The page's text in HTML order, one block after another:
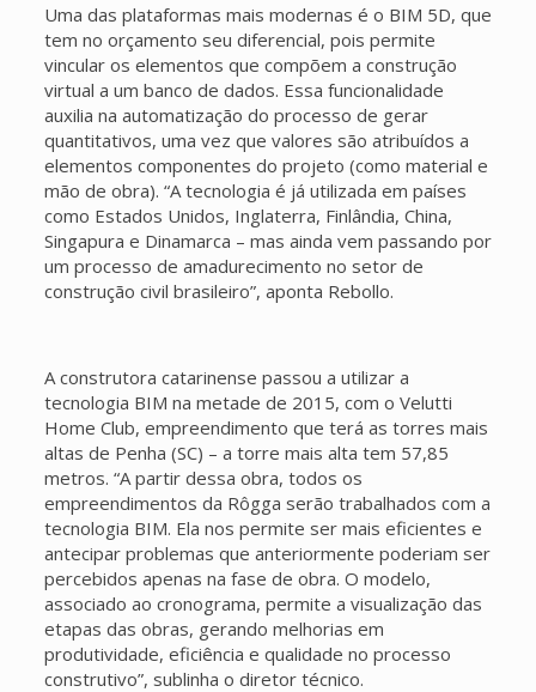
Uma das plataformas mais modernas é o BIM 5D, que
tem no orçamento seu diferencial, pois permite
vincular os elementos que compõem a construção
virtual a um banco de dados. Essa funcionalidade
auxilia na automatização do processo de gerar
quantitativos, uma vez que valores são atribuídos a
elementos componentes do projeto (como material e
mão de obra). “A tecnologia é já utilizada em países
como Estados Unidos, Inglaterra, Finlândia, China,
Singapura e Dinamarca – mas ainda vem passando por
um processo de amadurecimento no setor de
construção civil brasileiro”, aponta Rebollo.
A construtora catarinense passou a utilizar a
tecnologia BIM na metade de 2015, com o Velutti
Home Club, empreendimento que terá as torres mais
altas de Penha (SC) – a torre mais alta tem 57,85
metros. “A partir dessa obra, todos os
empreendimentos da Rôgga serão trabalhados com a
tecnologia BIM. Ela nos permite ser mais eficientes e
antecipar problemas que anteriormente poderiam ser
percebidos apenas na fase de obra. O modelo,
associado ao cronograma, permite a visualização das
etapas das obras, gerando melhorias em
produtividade, eficiência e qualidade no processo
construtivo”, sublinha o diretor técnico.